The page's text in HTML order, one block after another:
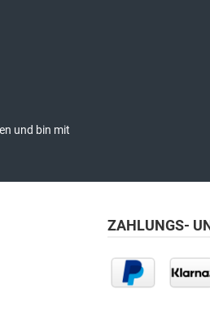
und bin mit
ZAHLUNGS-